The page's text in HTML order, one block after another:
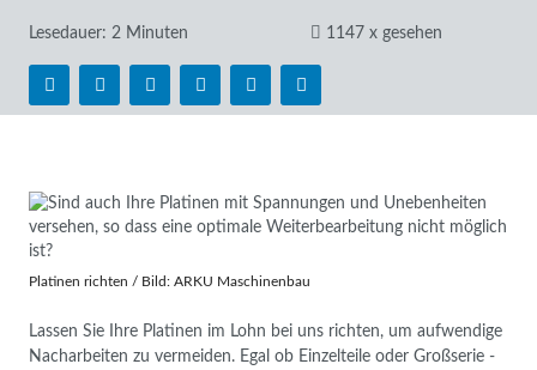
Lesedauer: 2 Minuten 1147 x gesehen
Platinen richten / Bild: ARKU Maschinenbau
Lassen Sie Ihre Platinen im Lohn bei uns richten, um aufwendige
Nacharbeiten zu vermeiden. Egal ob Einzelteile oder Großserie -